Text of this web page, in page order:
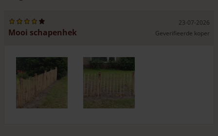
Frans schapenhek of houten hekwerk 80 cm hoog is
We adviseren het schapenhek met
RVS-schroeven 4,5 x 60
mmtegen de paal te bevestigen. Op deze manier fixeert u
U heeft bij deze hoogtemaat de keuze uit verschillende
latafstanden. Hiermee bedoelen we de afstand tussen de
latjes van het hekwerk, gemeten vanaf de eerste wikkeling
van het ijzerdraad tot de laatste wikkeling. De ruimte
tussen twee latten zal dus altijd wat groter zijn (ongeveer
Mooi schapenhek Geverifieerde koper
23-07-2026